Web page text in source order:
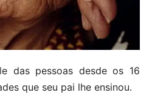
das pessoas desde os 16
que seu pai lhe ensinou.